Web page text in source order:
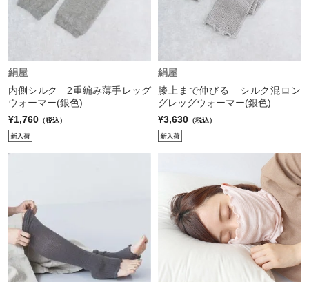
絹屋
内側シルク 2重編み薄手レッグ
ウォーマー(銀色)
¥1,760 （税込）
絹屋
膝上まで伸びる シルク混ロン
グレッグウォーマー(銀色)
¥3,630 （税込）